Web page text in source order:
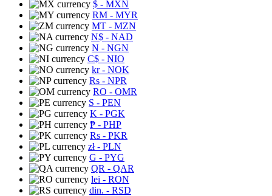
$ - MXN
RM - MYR
MT - MZN
N$ - NAD
N - NGN
C$ - NIO
kr- NOK
Rs - NPR
RO - OMR
S - PEN
K - PGK
₱ - PHP
Rs - PKR
zł- PLN
G - PYG
QR - QAR
lei - RON
din. - RSD